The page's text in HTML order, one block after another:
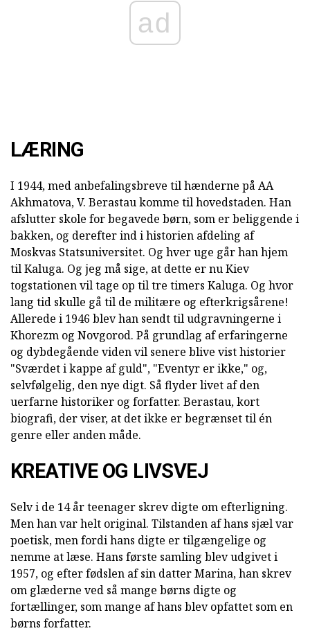
ad
LÆRING
I 1944, med anbefalingsbreve til hænderne på AA
Akhmatova, V. Berastau komme til hovedstaden. Han
afslutter skole for begavede børn, som er beliggende i
bakken, og derefter ind i historien afdeling af
Moskvas Statsuniversitet. Og hver uge går han hjem
til Kaluga. Og jeg må sige, at dette er nu Kiev
togstationen vil tage op til tre timers Kaluga. Og hvor
lang tid skulle gå til de militære og efterkrigsårene!
Allerede i 1946 blev han sendt til udgravningerne i
Khorezm og Novgorod. På grundlag af erfaringerne
og dybdegående viden vil senere blive vist historier
"Sværdet i kappe af guld", "Eventyr er ikke," og,
selvfølgelig, den nye digt. Så flyder livet af den
uerfarne historiker og forfatter. Berastau, kort
biografi, der viser, at det ikke er begrænset til én
genre eller anden måde.
KREATIVE OG LIVSVEJ
Selv i de 14 år teenager skrev digte om efterligning.
Men han var helt original. Tilstanden af hans sjæl var
poetisk, men fordi hans digte er tilgængelige og
nemme at læse. Hans første samling blev udgivet i
1957, og efter fødslen af sin datter Marina, han skrev
om glæderne ved så mange børns digte og
fortællinger, som mange af hans blev opfattet som en
børns forfatter.